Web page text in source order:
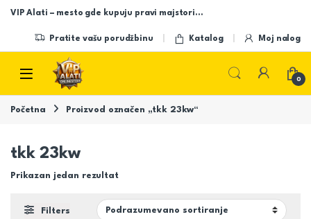
Skip to navigation
Skip to content
VIP Alati – mesto gde kupuju pravi majstori…
Pratite vašu porudžbinu Katalog Moj nalog
Open
0
Početna Proizvod označen „tkk 23kw“
tkk 23kw
Prikazan jedan rezultat
Filters